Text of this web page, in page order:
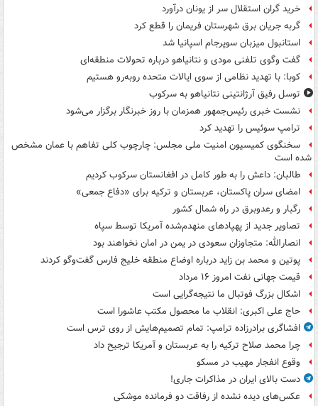
خرید گران استقلال سر از یونان درآورد
گربه جریان برق شهرستان فریمان را قطع کرد
استانبول میزبان سوپرجام اسپانیا شد
گفت وگوی تلفنی مودی و نتانیاهو درباره تحولات منطقه‌ای
کوبا: با تهدید نظامی از سوی ایالات متحده روبه‌رو هستیم
توسل رفیق آرژانتینی نتانیاهو به سرکوب
نشست خبری رئیس‌جمهور همزمان با روز خبرنگار برگزار می‌شود
ترامپ سوئیس را تهدید کرد
سخنگوی کمیسیون امنیت ملی مجلس: چارچوب کلی تفاهم با عمان مشخص
شده است
طالبان: داعش را به طور کامل در افغانستان سرکوب کردیم
امضای سران پاکستان، عربستان و ترکیه برای «دفاع جمعی»
رگبار و رعدوبرق در راه شمال کشور
تصاویر جدید از پهپادهای منهدم‌شده آمریکا توسط سپاه
انصارالله: متجاوزان سعودی در یمن در امان نخواهند بود
پوتین و محمد بن زاید درباره اوضاع منطقه خلیج فارس گفت‌وگو کردند
قیمت جهانی نفت امروز ۱۶ مرداد
اشکال بزرگ فوتبال ما نتیجه‌گرایی است
حاج علی اکبری: انقلاب ما محصول مکتب عاشورا است
افشاگری برادرزاده ترامپ: تمام تصمیم‌هایش از روی ترس است
چرا محمد صلاح ترکیه را به عربستان و آمریکا ترجیح داد
وقوع انفجار مهیب در مسکو
دست بالای ایران در مذاکرات جاری!
عکس‌های دیده نشده از رفاقت دو فرمانده‌ موشکی